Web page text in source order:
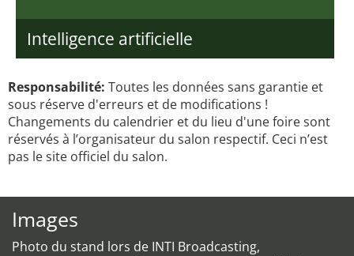
Intelligence artificielle
Responsabilité: Toutes les données sans garantie et
sous réserve d'erreurs et de modifications !
Changements du calendrier et du lieu d'une foire sont
réservés à l’organisateur du salon respectif. Ceci n’est
pas le site officiel du salon.
Images
Photo du stand lors de INTI Broadcasting,